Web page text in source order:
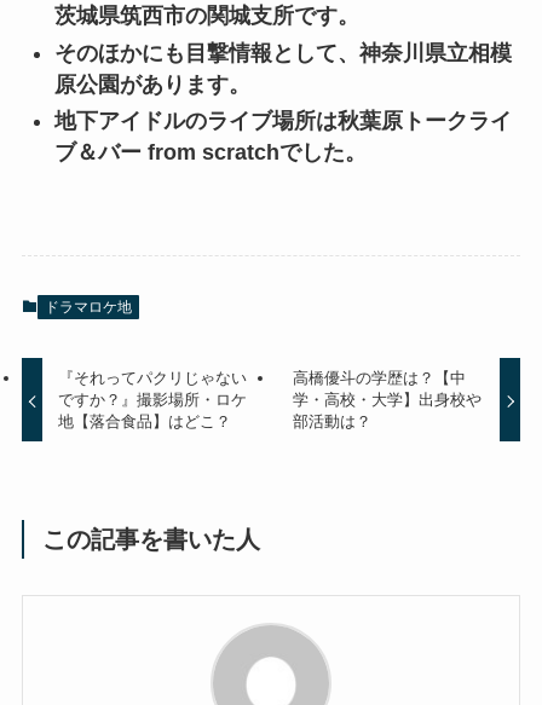
茨城県筑西市の関城支所です。
そのほかにも目撃情報として、神奈川県立相模
原公園があります。
地下アイドルのライブ場所は秋葉原トークライ
ブ＆バー from scratchでした。
ドラマロケ地
『それってパクリじゃない
ですか？』撮影場所・ロケ
地【落合食品】はどこ？
高橋優斗の学歴は？【中
学・高校・大学】出身校や
部活動は？
この記事を書いた人